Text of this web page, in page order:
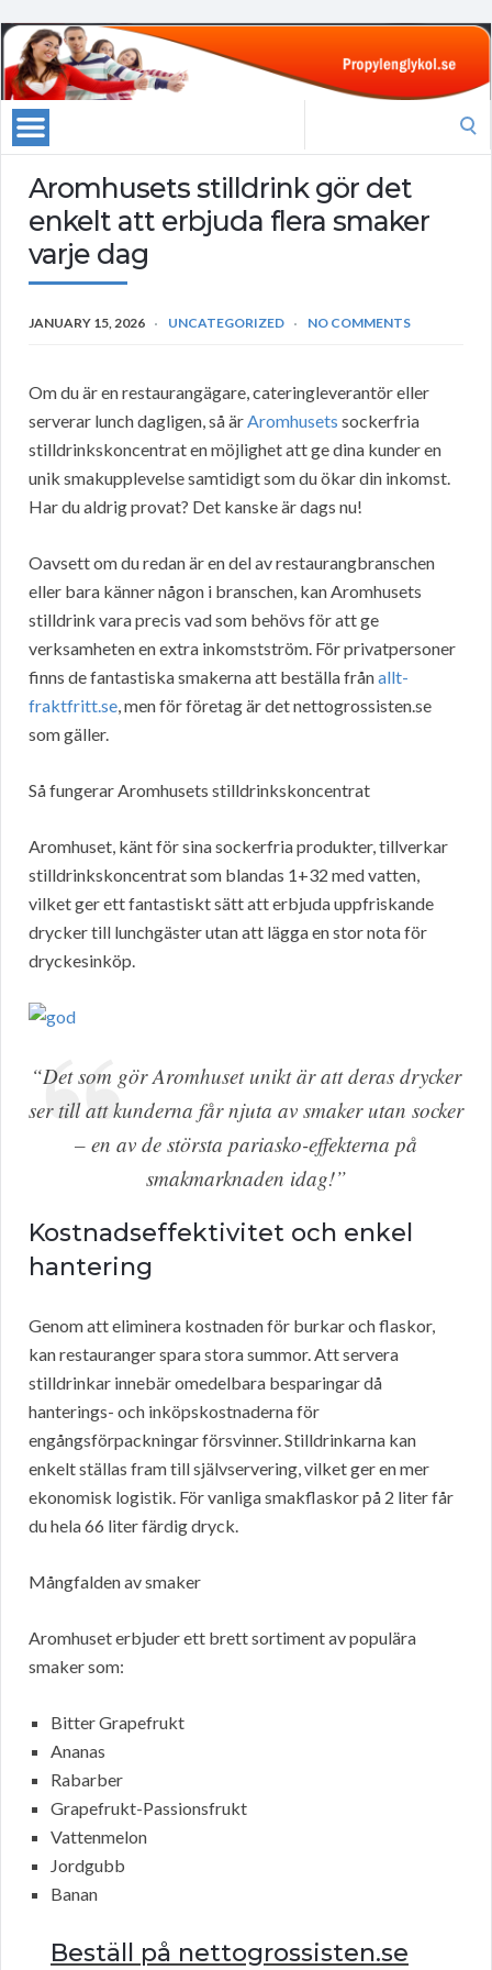
Aromhusets stilldrink gör det
enkelt att erbjuda flera smaker
varje dag
JANUARY 15, 2026 UNCATEGORIZED NO COMMENTS
Om du är en restaurangägare, cateringleverantör eller
serverar lunch dagligen, så ärAromhusets sockerfria
stilldrinkskoncentrat en möjlighet att ge dina kunder en
unik smakupplevelse samtidigt som du ökar din inkomst.
Har du aldrig provat? Det kanske är dags nu!
Oavsett om du redan är en del av restaurangbranschen
eller bara känner någon i branschen, kan Aromhusets
stilldrink vara precis vad som behövs för att ge
verksamheten en extra inkomstström. För privatpersoner
finns de fantastiska smakerna att beställa frånallt-
fraktfritt.se, men för företag är det nettogrossisten.se
som gäller.
Så fungerar Aromhusets stilldrinkskoncentrat
Aromhuset, känt för sina sockerfria produkter, tillverkar
stilldrinkskoncentrat som blandas 1+32 med vatten,
vilket ger ett fantastiskt sätt att erbjuda uppfriskande
drycker till lunchgäster utan att lägga en stor nota för
dryckesinköp.
“Det som gör Aromhuset unikt är att deras drycker
ser till att kunderna får njuta av smaker utan socker
– en av de största pariasko-effekterna på
smakmarknaden idag!”
Kostnadseffektivitet och enkel
hantering
Genom att eliminera kostnaden för burkar och flaskor,
kan restauranger spara stora summor. Att servera
stilldrinkar innebär omedelbara besparingar då
hanterings- och inköpskostnaderna för
engångsförpackningar försvinner. Stilldrinkarna kan
enkelt ställas fram till självservering, vilket ger en mer
ekonomisk logistik. För vanliga smakflaskor på 2 liter får
du hela 66 liter färdig dryck.
Mångfalden av smaker
Aromhuset erbjuder ett brett sortiment av populära
smaker som:
Bitter Grapefrukt
Ananas
Rabarber
Grapefrukt-Passionsfrukt
Vattenmelon
Jordgubb
Banan
Beställ på nettogrossisten.se